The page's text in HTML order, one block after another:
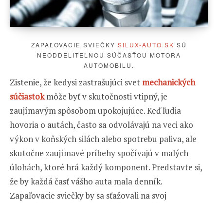
ZAPAĽOVACIE SVIEČKY SILUX-AUTO.SK SÚ
NEODDELITEĽNOU SÚČASŤOU MOTORA
AUTOMOBILU.
Zistenie, že kedysi zastrašujúci svet mechanických
súčiastokmôže byť v skutočnosti vtipný, je
zaujímavým spôsobom upokojujúce. Keď ľudia
hovoria o autách, často sa odvolávajú na veci ako
výkon v koňských silách alebo spotrebu paliva, ale
skutočne zaujímavé príbehy spočívajú v malých
úlohách, ktoré hrá každý komponent. Predstavte si,
že by každá časť vášho auta mala denník.
Zapaľovacie sviečky by sa sťažovali na svoj